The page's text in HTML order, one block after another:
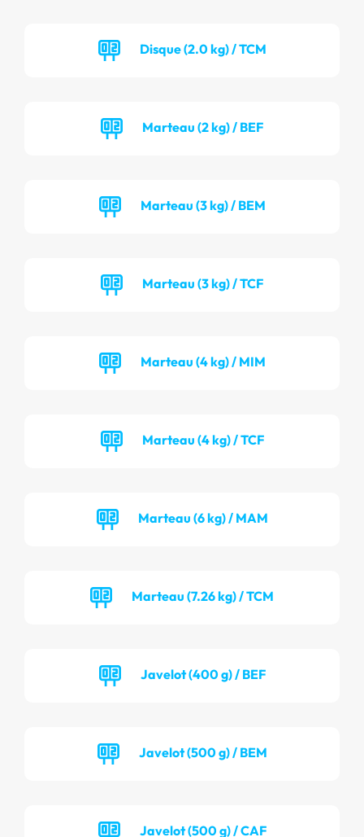
Disque (2.0 kg) / TCM
Marteau (2 kg) / BEF
Marteau (3 kg) / BEM
Marteau (3 kg) / TCF
Marteau (4 kg) / MIM
Marteau (4 kg) / TCF
Marteau (6 kg) / MAM
Marteau (7.26 kg) / TCM
Javelot (400 g) / BEF
Javelot (500 g) / BEM
Javelot (500 g) / CAF